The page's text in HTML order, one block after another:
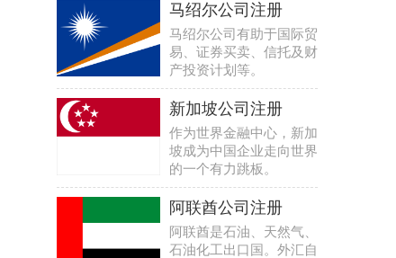
马绍尔公司注册
马绍尔公司有助于国际贸
易、证券买卖、信托及财
产投资计划等。
新加坡公司注册
作为世界金融中心，新加
坡成为中国企业走向世界
的一个有力跳板。
阿联酋公司注册
阿联酋是石油、天然气、
石油化工出口国。外汇自